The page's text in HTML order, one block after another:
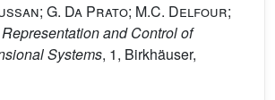
G. Da Prato; M.C. Delfour;
and Control of
Systems, 1, Birkhäuser,